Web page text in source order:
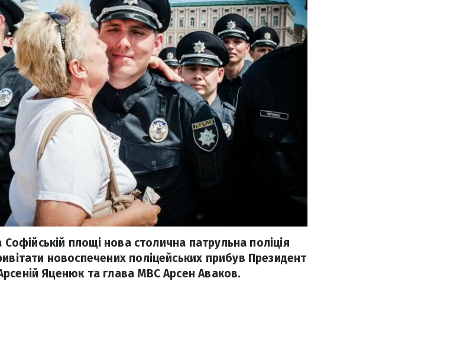
Софійській площі нова столична патрульна поліція
новоспечених поліцейських прибув Президент
Яценюк та глава МВС Арсен Аваков.